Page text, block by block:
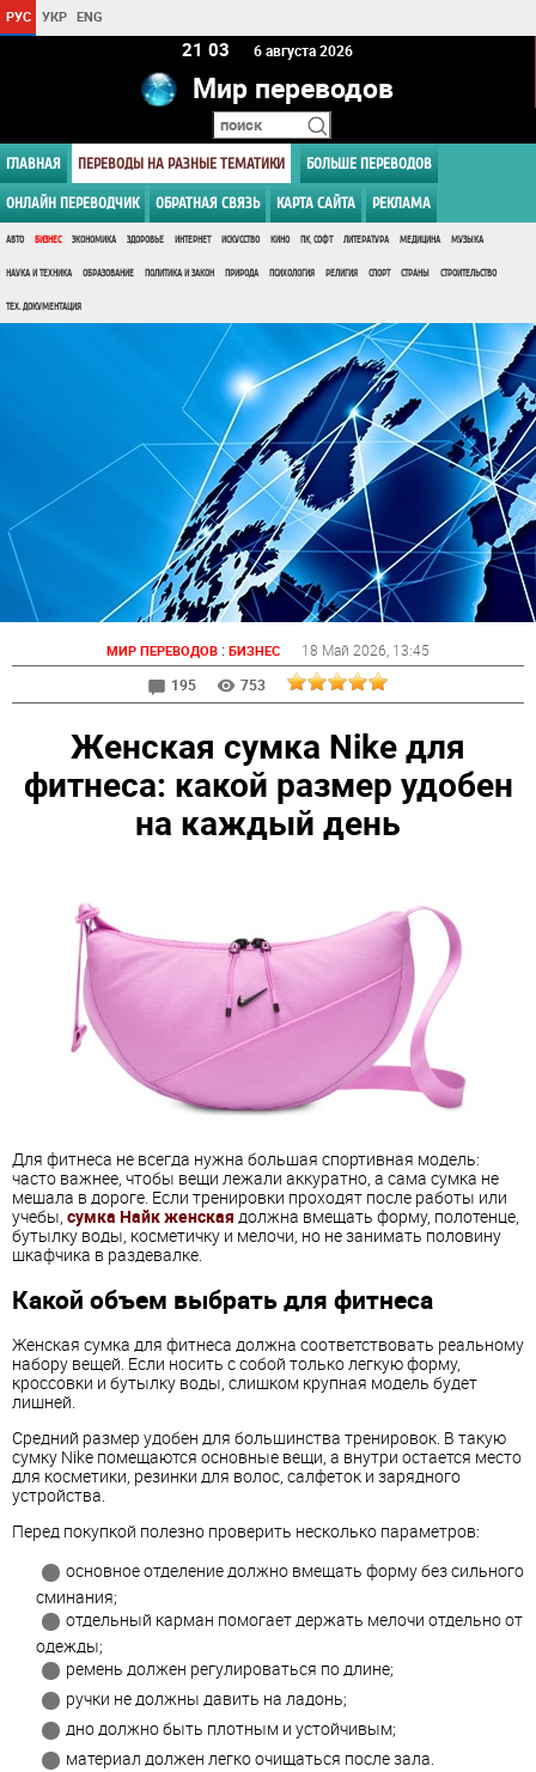
РУС УКР ENG
21:03 6 августа 2026
Мир переводов
ГЛАВНАЯ ПЕРЕВОДЫ НА РАЗНЫЕ ТЕМАТИКИ БОЛЬШЕ ПЕРЕВОДОВ
ОНЛАЙН ПЕРЕВОДЧИК ОБРАТНАЯ СВЯЗЬ КАРТА САЙТА РЕКЛАМА
АВТО БИЗНЕС ЭКОНОМИКА ЗДОРОВЬЕ ИНТЕРНЕТ ИСКУССТВО КИНО ПК, СОФТ ЛИТЕРАТУРА МЕДИЦИНА МУЗЫКА
НАУКА И ТЕХНИКА ОБРАЗОВАНИЕ ПОЛИТИКА И ЗАКОН ПРИРОДА ПСИХОЛОГИЯ РЕЛИГИЯ СПОРТ СТРАНЫ СТРОИТЕЛЬСТВО
ТЕХ. ДОКУМЕНТАЦИЯ
МИР ПЕРЕВОДОВ : БИЗНЕС 18 Май 2026 , 13:45
195
753
Женская сумка Nike для
фитнеса: какой размер удобен
на каждый день
Для фитнеса не всегда нужна большая спортивная модель:
часто важнее, чтобы вещи лежали аккуратно, а сама сумка не
мешала в дороге. Если тренировки проходят после работы или
учебы, сумка Найк женская должна вмещать форму, полотенце,
бутылку воды, косметичку и мелочи, но не занимать половину
шкафчика в раздевалке.
Какой объем выбрать для фитнеса
Женская сумка для фитнеса должна соответствовать реальному
набору вещей. Если носить с собой только легкую форму,
кроссовки и бутылку воды, слишком крупная модель будет
лишней.
Средний размер удобен для большинства тренировок. В такую
сумку Nike помещаются основные вещи, а внутри остается место
для косметики, резинки для волос, салфеток и зарядного
устройства.
Перед покупкой полезно проверить несколько параметров:
основное отделение должно вмещать форму без сильного
сминания;
отдельный карман помогает держать мелочи отдельно от
одежды;
ремень должен регулироваться по длине;
ручки не должны давить на ладонь;
дно должно быть плотным и устойчивым;
материал должен легко очищаться после зала.